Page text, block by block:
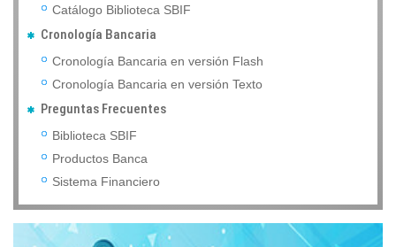
Catálogo Biblioteca SBIF
Cronología Bancaria
Cronología Bancaria en versión Flash
Cronología Bancaria en versión Texto
Preguntas Frecuentes
Biblioteca SBIF
Productos Banca
Sistema Financiero